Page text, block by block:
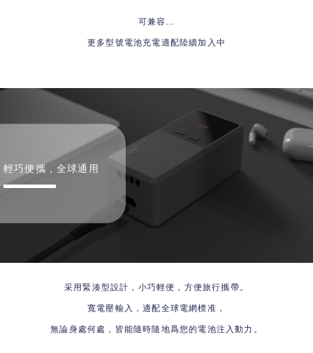
可兼容…
更多型號電池充電適配陸續加入中
輕巧便攜，全球通用
采用緊湊型設計，小巧輕便，方便旅行攜帶。
寬電壓輸入，適配全球電網標准，
無論身處何處，皆能隨時隨地爲您的電池注入動力。